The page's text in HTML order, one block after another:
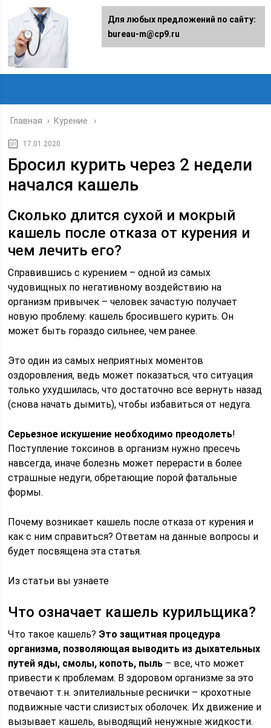
Главная › Курение
17.01.2020
Бросил курить через 2 недели
начался кашель
Сколько длится сухой и мокрый
кашель после отказа от курения и
чем лечить его?
Справившись с курением – одной из самых
чудовищных по негативному воздействию на
организм привычек – человек зачастую получает
новую проблему: кашель бросившего курить. Он
может быть гораздо сильнее, чем ранее.
Это один из самых неприятных моментов
оздоровления, ведь может показаться, что ситуация
только ухудшилась, что достаточно все вернуть назад
(снова начать дымить), чтобы избавиться от недуга.
Серьезное искушение необходимо преодолеть!
Поступление токсинов в организм нужно пресечь
навсегда, иначе болезнь может перерасти в более
страшные недуги, обретающие порой фатальные
формы.
Почему возникает кашель после отказа от курения и
как с ним справиться? Ответам на данные вопросы и
будет посвящена эта статья.
Из статьи вы узнаете
Что означает кашель курильщика?
Что такое кашель? Это защитная процедура
организма, позволяющая выводить из дыхательных
путей яды, смолы, копоть, пыль – все, что может
привести к проблемам. В здоровом организме за это
отвечают т.н. эпителиальные реснички – крохотные
подвижные части слизистых оболочек. Их движение и
вызывает кашель, выводящий ненужные жидкости.
Для любых предложений по сайту:
bureau-m@cp9.ru